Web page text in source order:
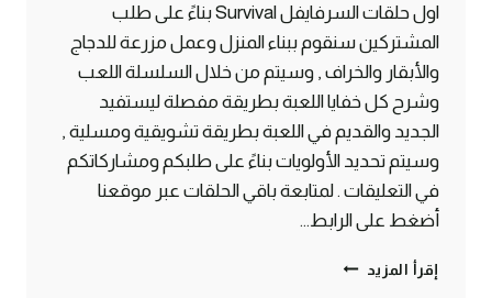
اول حلقات السرفايفل Survival بناءً على طلب
المشتركين سنقوم ببناء المنزل وعمل مزرعة للدجاج
والأبقار والخراف , وسيتم من خلال السلسلة اللعب
وشرح كل خفايا اللعبة بطريقة مفصلة ليستفيد
الجديد والقديم في اللعبة بطريقة تشويقية ومسلية ,
وسيتم تحديد الأولويات بناءً على طلبكم ومشاركاتكم
في التعليقات . لمتابعة باقي الحلقات عبر موقعنا
أضغط على الرابط…
إقرأ المزيد الحلقة